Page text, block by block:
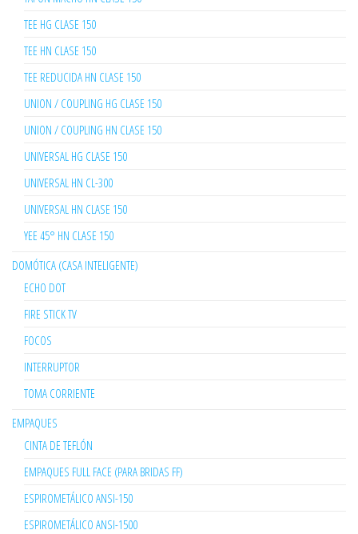
TEE HG CLASE 150
TEE HN CLASE 150
TEE REDUCIDA HN CLASE 150
UNION / COUPLING HG CLASE 150
UNION / COUPLING HN CLASE 150
UNIVERSAL HG CLASE 150
UNIVERSAL HN CL-300
UNIVERSAL HN CLASE 150
YEE 45° HN CLASE 150
DOMÓTICA (CASA INTELIGENTE)
ECHO DOT
FIRE STICK TV
FOCOS
INTERRUPTOR
TOMA CORRIENTE
EMPAQUES
CINTA DE TEFLÓN
EMPAQUES FULL FACE (PARA BRIDAS FF)
ESPIROMETÁLICO ANSI-150
ESPIROMETÁLICO ANSI-1500